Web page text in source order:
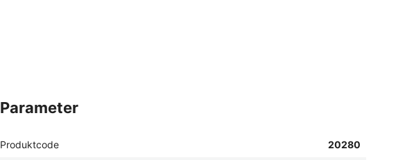
parameter
Produktcode 20280